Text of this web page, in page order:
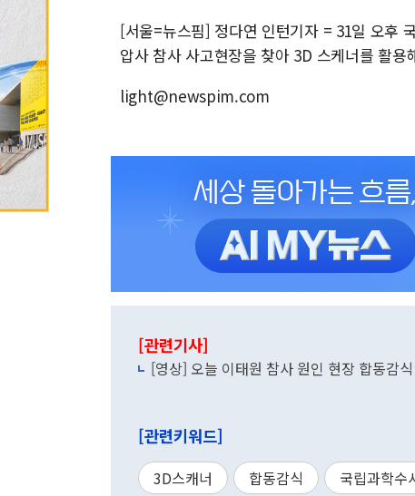
[서울=뉴스핌] 정다연 인턴기자 = 31일 오후
압사 참사 사고현장을 찾아 3D 스케너를 활용
light@newspim.com
[관련기사]
[영상] 오늘 이태원 참사 원인 현장 합동감
[관련키워드]
3D스캐너 합동감식 국립과학수